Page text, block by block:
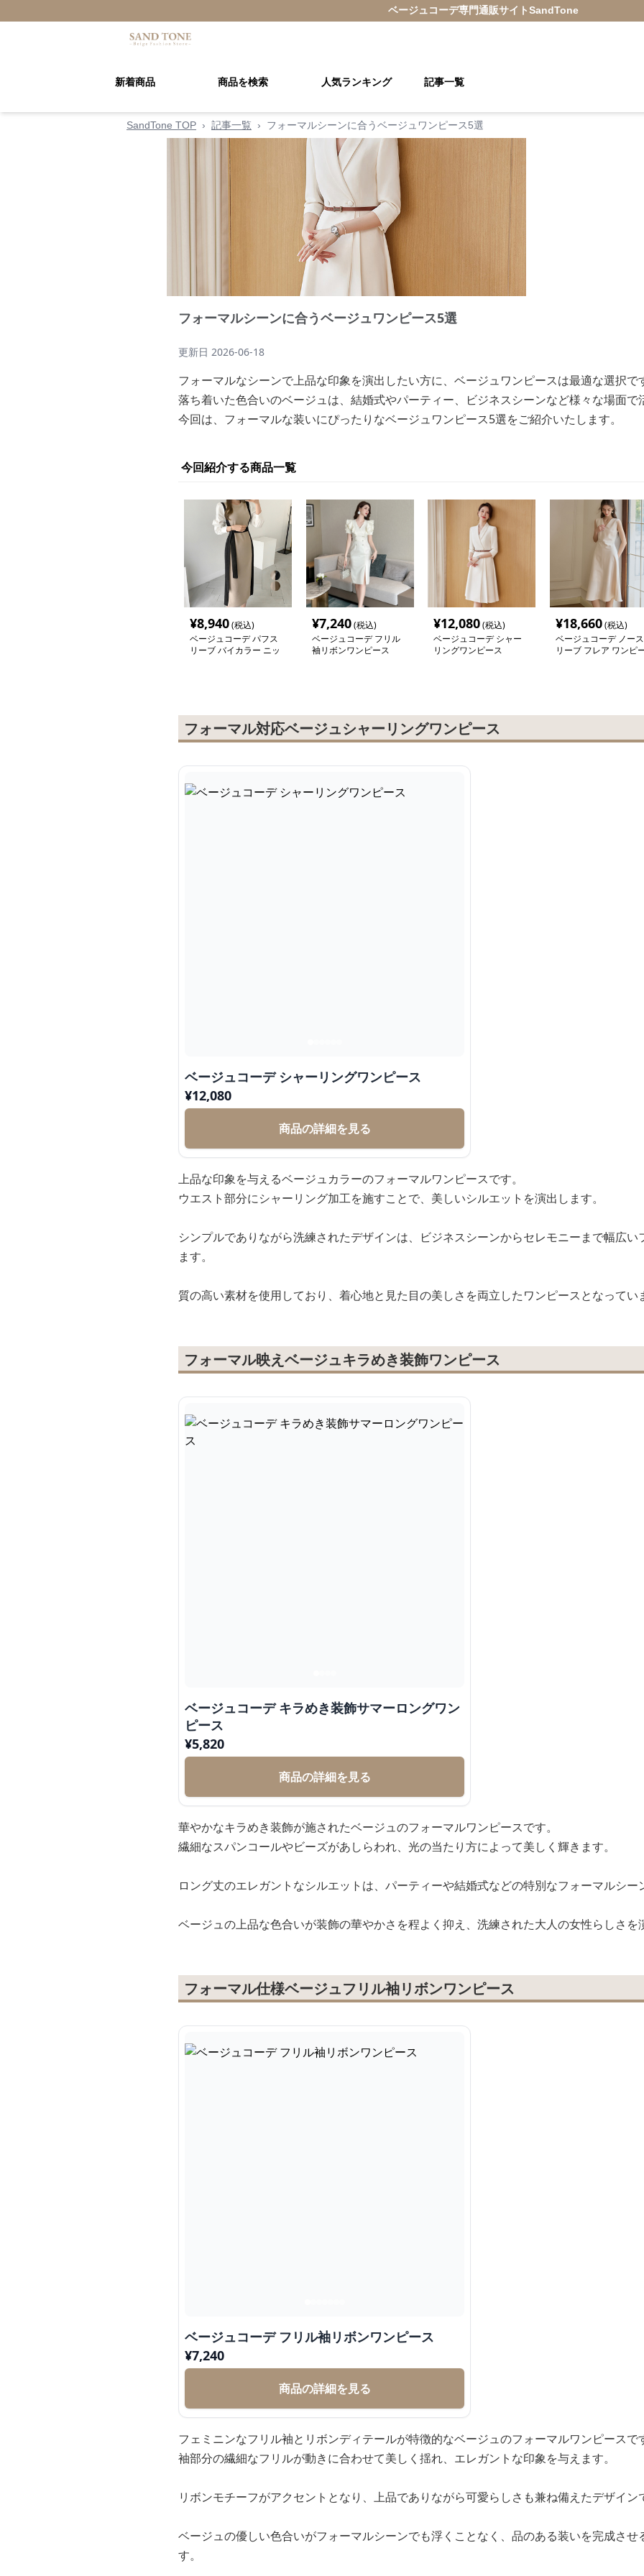
ベージュコーデ専門通販サイトSandTone
新着商品 商品を検索 人気ランキング 記事一覧
SandTone TOP › 記事一覧 › フォーマルシーンに合うベージュワンピース5選
フォーマルシーンに合うベージュワンピース5選
更新日 2026-06-18
フォーマルなシーンで上品な印象を演出したい方に、ベージュワンピースは最適な選択で
落ち着いた色合いのベージュは、結婚式やパーティー、ビジネスシーンなど様々な場面で
今回は、フォーマルな装いにぴったりなベージュワンピース5選をご紹介いたします。
今回紹介する商品一覧
¥8,940(税込)
ベージュコーデ パフス
リーブ バイカラー ニッ
¥7,240(税込)
ベージュコーデ フリル
袖リボンワンピース
¥12,080(税込)
ベージュコーデ シャー
リングワンピース
¥18,660(税込)
ベージュコーデ ノース
リーブ フレア ワンピ
フォーマル対応ベージュシャーリングワンピース
ベージュコーデ シャーリングワンピース
¥12,080
商品の詳細を見る
上品な印象を与えるベージュカラーのフォーマルワンピースです。
ウエスト部分にシャーリング加工を施すことで、美しいシルエットを演出します。
シンプルでありながら洗練されたデザインは、ビジネスシーンからセレモニーまで幅広
ます。
質の高い素材を使用しており、着心地と見た目の美しさを両立したワンピースとなってい
フォーマル映えベージュキラめき装飾ワンピース
ベージュコーデ キラめき装飾サマーロングワン
ピース
¥5,820
商品の詳細を見る
華やかなキラめき装飾が施されたベージュのフォーマルワンピースです。
繊細なスパンコールやビーズがあしらわれ、光の当たり方によって美しく輝きます。
ロング丈のエレガントなシルエットは、パーティーや結婚式などの特別なフォーマルシー
ベージュの上品な色合いが装飾の華やかさを程よく抑え、洗練された大人の女性らしさ
フォーマル仕様ベージュフリル袖リボンワンピース
ベージュコーデ フリル袖リボンワンピース
¥7,240
商品の詳細を見る
フェミニンなフリル袖とリボンディテールが特徴的なベージュのフォーマルワンピースで
袖部分の繊細なフリルが動きに合わせて美しく揺れ、エレガントな印象を与えます。
リボンモチーフがアクセントとなり、上品でありながら可愛らしさも兼ね備えたデザイン
ベージュの優しい色合いがフォーマルシーンでも浮くことなく、品のある装いを完成さ
す。